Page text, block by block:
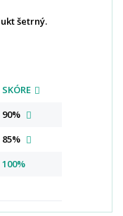
šetrný.
SKÓRE
90%
85%
100%